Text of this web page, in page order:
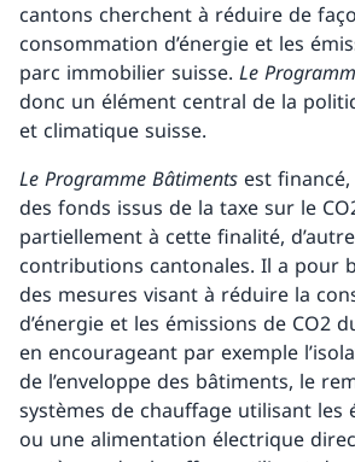
cantons cherchent à réduire de
consommation d’énergie et les
parc immobilier suisse. Le
donc un élément central de la
et climatique suisse.
Le Programme Bâtiments est
des fonds issus de la taxe sur le
partiellement à cette finalité,
contributions cantonales. Il a pour
des mesures visant à réduire la
d’énergie et les émissions de CO2
en encourageant par exemple
de l’enveloppe des bâtiments, le
systèmes de chauffage utilisant les
ou une alimentation électrique